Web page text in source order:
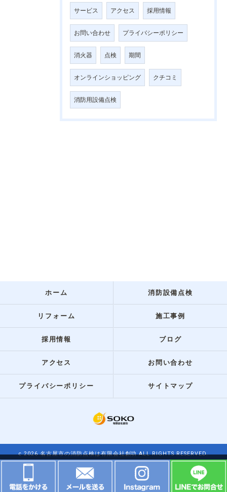
サービス アクセス 採用情報
お問い合わせ プライバシーポリシー
消火器 点検 期間
オンラインショッピング クチコミ
消防用設備点検
ホーム 消防設備点検
リフォーム 施工事例
採用情報 ブログ
アクセス お問い合わせ
プライバシーポリシー サイトマップ
c 2026 名古屋市の消防点検は有限会社創功 ALL RIGHTS RESERVED.